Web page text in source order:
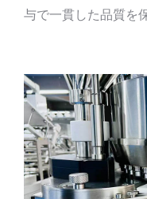
与で一貫した品質を